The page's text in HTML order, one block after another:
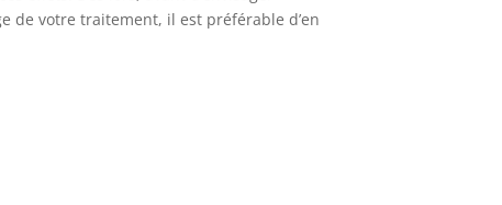
de votre traitement, il est préférable d’en